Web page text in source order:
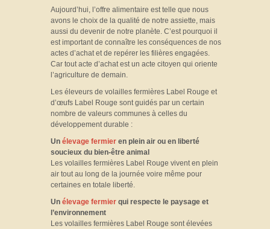
Aujourd’hui, l’offre alimentaire est telle que nous
avons le choix de la qualité de notre assiette, mais
aussi du devenir de notre planète. C’est pourquoi il
est important de connaître les conséquences de nos
actes d’achat et de repérer les filières engagées.
Car tout acte d’achat est un acte citoyen qui oriente
l’agriculture de demain.
Les éleveurs de volailles fermières Label Rouge et
d’œufs Label Rouge sont guidés par un certain
nombre de valeurs communes à celles du
développement durable :
Un élevage fermier en plein air ou en liberté
soucieux du bien-être animal
Les volailles fermières Label Rouge vivent en plein
air tout au long de la journée voire même pour
certaines en totale liberté.
Un élevage fermier qui respecte le paysage et
l’environnement
Les volailles fermières Label Rouge sont élevées